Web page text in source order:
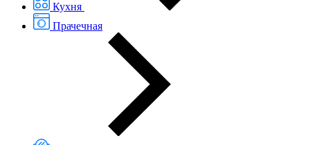
Кухня
Прачечная